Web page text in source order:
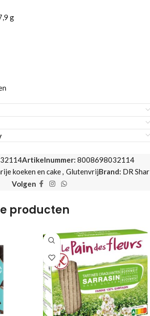
g
Artikelnummer: 8008698032114
koeken en cake GlutenvrijBrand: DR Shar
Volgen
producten